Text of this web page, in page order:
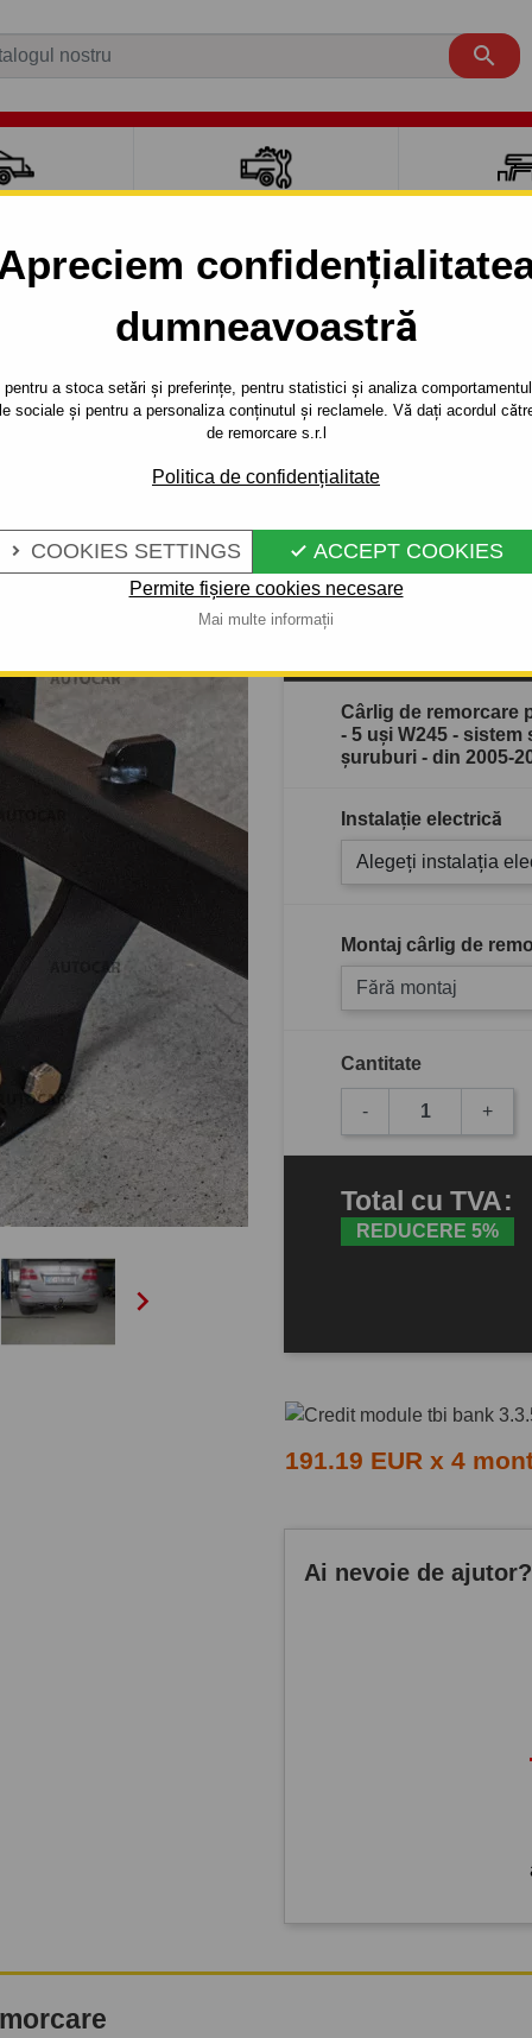
dumneavoastră
a stoca setări și preferințe, pentru statistici și analiza
sociale și pentru a personaliza conținutul și reclamele. Vă dați acordul
de remorcare s.r.l
Politica de confidențialitate
 COOKIES SETTINGS  ACCEPT COOKIES
Permite fișiere cookies necesare
Mai multe informații

W245 (06.2005 - 10.2011)
uşi W245 - sistem semidemontabil -cu şuruburi - din 2005-
- SISTEM

Referinta:
Cârlig de
seria : 5 uşi W245. Anul de
Descrierea completă a
Cârlig de remorcare
- 5 uşi W245 -
şuruburi - din 2005-
Instalație electrică
Alegeți instalația
Montaj cârlig de
Fără montaj
Cantitate
- +
Total cu TVA:
REDUCERE 5%
191.19 EUR x 4
Ai nevoie de